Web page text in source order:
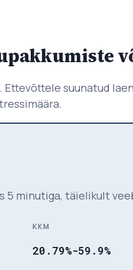
Ettevõttele suunatud
5 minutiga, täielikult
KKM
20.79%-59.9%